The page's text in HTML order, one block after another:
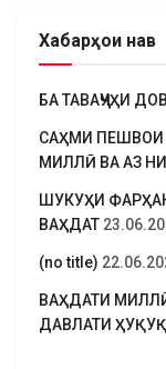
Хабарҳои нав
БА ТАВАҶҶУҲИ
САҲМИ ПЕШВОИ
МИЛЛӢ ВА АЗ
ШУКУҲИ
ВАҲДАТ
(no title)
ВАҲДАТИ
ДАВЛАТИ